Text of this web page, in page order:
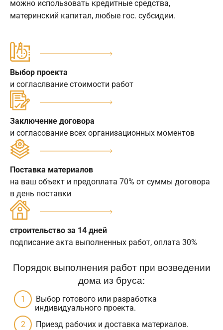
можно использовать кредитные средства,
материнский капитал, любые гос. субсидии.
Выбор проекта
и согласлвание стоимости работ
Заключение договора
и согласование всех организационных моментов
Поставка материалов
на ваш объект и предоплата 70% от суммы договора
в день поставки
строительство за 14 дней
подписание акта выполненных работ, оплата 30%
Порядок выполнения работ при возведении
дома из бруса:
Выбор готового или разработка
индивидуального проекта.
Приезд рабочих и доставка материалов.